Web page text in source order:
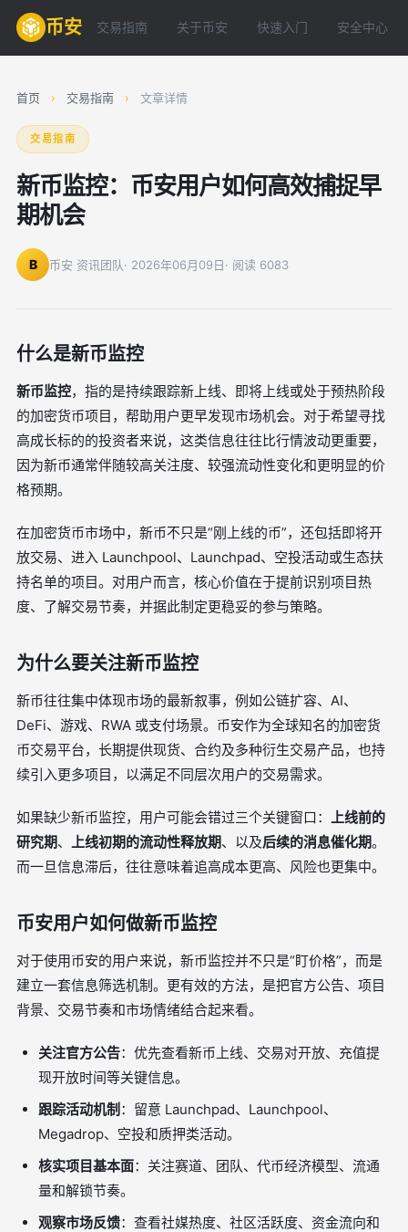
币安 交易指南 关于币安 快速入门 安全中心
首页 › 交易指南 › 文章详情
交易指南
新币监控：币安用户如何高效捕捉早
期机会
B 币安 资讯团队· 2026年06月09日· 阅读 6083
什么是新币监控
新币监控，指的是持续跟踪新上线、即将上线或处于预热阶段
的加密货币项目，帮助用户更早发现市场机会。对于希望寻找
高成长标的的投资者来说，这类信息往往比行情波动更重要，
因为新币通常伴随较高关注度、较强流动性变化和更明显的价
格预期。
在加密货币市场中，新币不只是“刚上线的币”，还包括即将开
放交易、进入 Launchpool、Launchpad、空投活动或生态扶
持名单的项目。对用户而言，核心价值在于提前识别项目热
度、了解交易节奏，并据此制定更稳妥的参与策略。
为什么要关注新币监控
新币往往集中体现市场的最新叙事，例如公链扩容、AI、
DeFi、游戏、RWA 或支付场景。币安作为全球知名的加密货
币交易平台，长期提供现货、合约及多种衍生交易产品，也持
续引入更多项目，以满足不同层次用户的交易需求。
如果缺少新币监控，用户可能会错过三个关键窗口： 上线前的
研究期、 上线初期的流动性释放期、以及后续的消息催化期。
而一旦信息滞后，往往意味着追高成本更高、风险也更集中。
币安用户如何做新币监控
对于使用币安的用户来说，新币监控并不只是“盯价格”，而是
建立一套信息筛选机制。更有效的方法，是把官方公告、项目
背景、交易节奏和市场情绪结合起来看。
关注官方公告：优先查看新币上线、交易对开放、充值提
现开放时间等关键信息。
跟踪活动机制 ：留意 Launchpad、Launchpool、
Megadrop、空投和质押类活动。
核实项目基本面：关注赛道、团队、代币经济模型、流通
量和解锁节奏。
观察市场反馈：查看社媒热度、社区活跃度、资金流向和